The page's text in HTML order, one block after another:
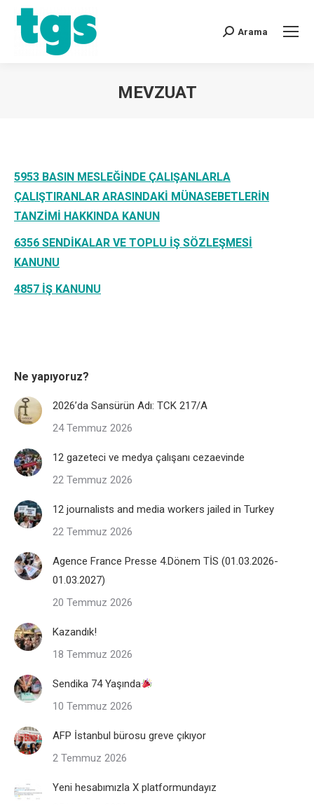
Arama
MEVZUAT
5953 BASIN MESLEĞİNDE ÇALIŞANLARLA
ÇALIŞTIRANLAR ARASINDAKİ MÜNASEBETLERİN
TANZİMİ HAKKINDA KANUN
6356 SENDİKALAR VE TOPLU İŞ SÖZLEŞMESİ
KANUNU
4857 İŞ KANUNU
Ne yapıyoruz?
2026’da Sansürün Adı: TCK 217/A
24 Temmuz 2026
12 gazeteci ve medya çalışanı cezaevinde
22 Temmuz 2026
12 journalists and media workers jailed in Turkey
22 Temmuz 2026
Agence France Presse 4.Dönem TİS (01.03.2026-
01.03.2027)
20 Temmuz 2026
Kazandık!
18 Temmuz 2026
Sendika 74 Yaşında
10 Temmuz 2026
AFP İstanbul bürosu greve çıkıyor
2 Temmuz 2026
Yeni hesabımızla X platformundayız